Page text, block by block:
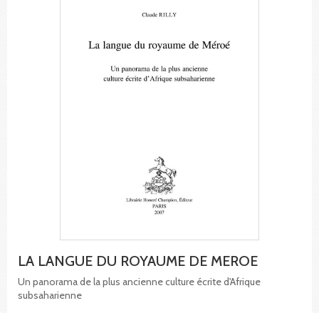
LA LANGUE DU ROYAUME DE MEROE
Un panorama de la plus ancienne culture écrite d'Afrique
subsaharienne